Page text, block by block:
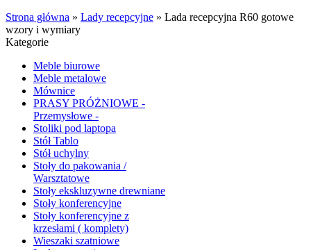
Strona główna » Lady recepcyjne » Lada recepcyjna R60 gotowe
wzory i wymiary
Kategorie
Meble biurowe
Meble metalowe
Mównice
PRASY PRÓŻNIOWE -
Przemysłowe -
Stoliki pod laptopa
Stół Tablo
Stół uchylny
Stoły do pakowania /
Warsztatowe
Stoły ekskluzywne drewniane
Stoły konferencyjne
Stoły konferencyjne z
krzesłami ( komplety)
Wieszaki szatniowe